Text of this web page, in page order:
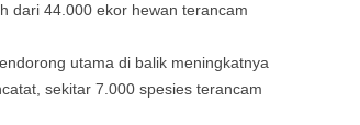
dari 44.000 ekor hewan terancam
utama di balik meningkatnya
sekitar 7.000 spesies terancam